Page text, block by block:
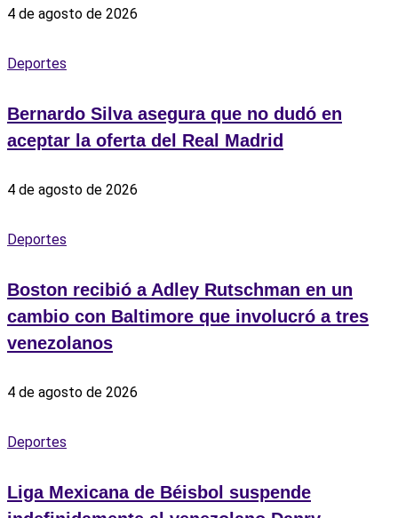
4 de agosto de 2026
Deportes
Bernardo Silva asegura que no dudó en
aceptar la oferta del Real Madrid
4 de agosto de 2026
Deportes
Boston recibió a Adley Rutschman en un
cambio con Baltimore que involucró a tres
venezolanos
4 de agosto de 2026
Deportes
Liga Mexicana de Béisbol suspende